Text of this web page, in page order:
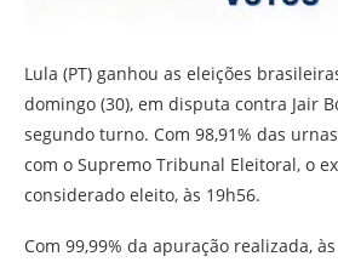
Lula (PT) ganhou as eleições
domingo (30), em disputa contra Jair
segundo turno. Com 98,91% das
com o Supremo Tribunal Eleitoral, o
considerado eleito, às 19h56.
Com 99,99% da apuração realizada,